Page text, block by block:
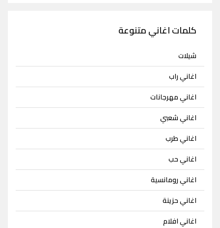
كلمات اغاني متنوعة
شيلات
اغاني راب
اغاني مهرجانات
اغاني شعبي
اغاني طرب
اغاني حب
اغاني رومانسية
اغاني حزينة
اغاني افلام